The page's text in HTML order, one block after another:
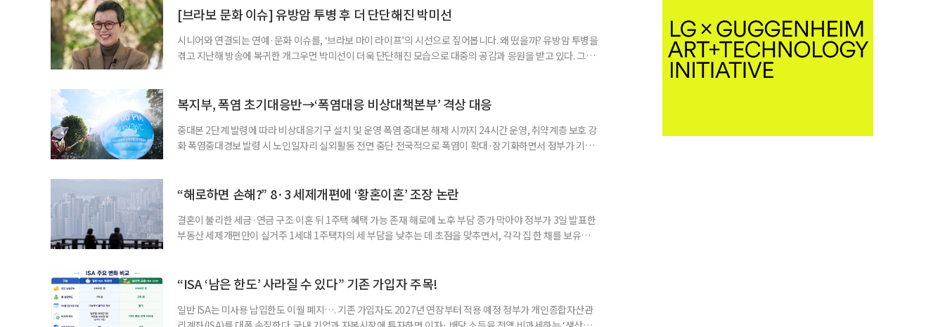
준비부터 구직 수당까지 고용노동부 국민취업지원제도 구직활동이 쉽지 않은 사람을 위한 제도다. 개인별 취
업 지원 계획을 세
[브라보 문화 이슈] 유방암 투병 후 더 단단해진 박미선
시니어와 연결되는 연예·문화 이슈를, ‘브라보 마이 라이프’의 시선으로 짚어봅니다. 왜 떴을까? 유방암 투병을
겪고 지난해 방송에 복귀한 개그우먼 박미선이 더욱 단단해진 모습으로 대중의 공감과 응원을 받고 있다. 그러
까. 오랜 방송 생활 뒤 전해진 투병 소식 박미선은 재치 있는 말솜씨와 공감 능력으로
복지부, 폭염 초기대응반→‘폭염대응 비상대책본부’ 격상 대응
중대본 2단계 발령에 따라 비상대응기구 설치 및 운영 폭염 중대본 해제 시까지 24시간 운영, 취약계층 보호 강
화 폭염중대경보 발령 시 노인일자리 실외활동 전면 중단 전국적으로 폭염이 확대·장기화하면서 정부가 기존
책본부(중대본) 2단계(심각)가 발령된 이후에도 폭염이 전국적으로 확대되고 장기화한 데 따른 것이다. 기존에
“해로하면 손해?” 8·3 세제개편에 ‘황혼이혼’ 조장 논란
결혼이 불리한 세금·연금 구조 이혼 뒤 1주택 혜택 가능 존재 해로에 노후 부담 증가 막아야 정부가 3일 발표한
부동산 세제개편안이 실거주 1세대 1주택자의 세 부담을 낮추는 데 초점을 맞추면서, 각각 집 한 채를 보유한
부가 각자 집 한 채씩을 보유하면 한 세대가 두 채를 가진 것으로 보지만, 실제 이혼해 주거와 생계를 분
“ISA ‘남은 한도’ 사라질 수 있다” 기존 가입자 주목!
일반 ISA는 미사용 납입한도 이월 폐지…. 기존 가입자도 2027년 연장부터 적용 예정 정부가 개인종합자산관